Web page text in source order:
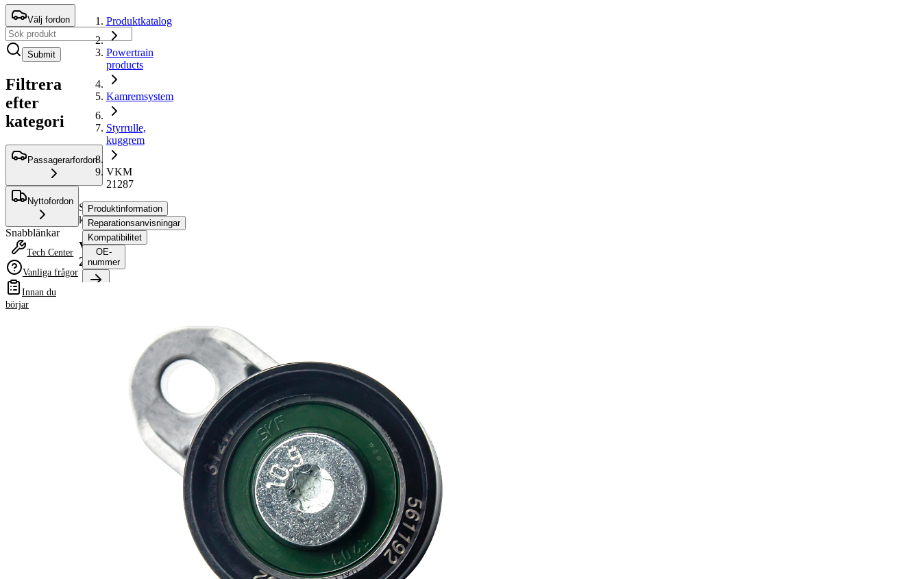
Välj fordon
Submit
Filtrera
efter
kategori
Passagerarfordon
Nyttofordon
Snabblänkar
Tech Center
Vanliga frågor
Innan du
börjar
Produktkatalog
Powertrain
products
Kamremsystem
Styrrulle,
kuggrem
VKM
21287
Styrrulle,
kuggrem
VKM
21287
Produktinformation
Reparationsanvisningar
Kompatibilitet
OE-
nummer
25 mm